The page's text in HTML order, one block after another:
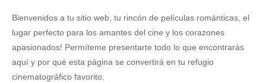
Bienvenidos a tu sitio web, tu rincón de películas románticas, el
lugar perfecto para los amantes del cine y los corazones
apasionados! Permíteme presentarte todo lo que encontrarás
aquí y por qué esta página se convertirá en tu refugio
cinematográfico favorito.